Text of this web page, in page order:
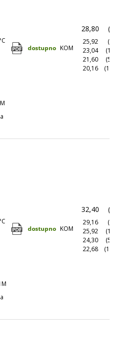
dostupno KOM
28,80
25,92
23,04
21,60
20,16
dostupno KOM
32,40
29,16
25,92
24,30
22,68